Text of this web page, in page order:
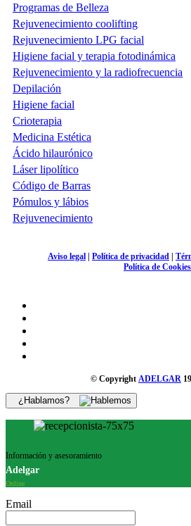
Programas de Belleza
Rejuvenecimiento coolifting
Rejuvenecimiento LPG facial
Higiene facial y terapia fotodinámica
Rejuvenecimiento y la radiofrecuencia
Depilación
Higiene facial
Crioterapia
Medicina Estética
Ácido hilaurónico
Láser lipolítico
Código de Barras
Pómulos y lábios
Rejuvenecimiento
Aviso legal | Política de privacidad |
Política de Cookies
© Copyright ADELGAR
¿Hablamos?
Información y asesoramiento
Adelgar
Online
Email